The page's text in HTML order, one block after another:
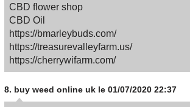
CBD flower shop
CBD Oil
https://bmarleybuds.com/
https://treasurevalleyfarm.us/
https://cherrywifarm.com/
8. buy weed online uk le 01/07/2020 22:37